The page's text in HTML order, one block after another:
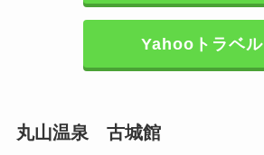
Yahooトラベル
丸山温泉 古城館